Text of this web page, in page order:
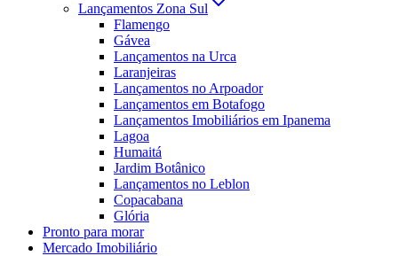
Lançamentos Zona Sul
Flamengo
Gávea
Lançamentos na Urca
Laranjeiras
Lançamentos no Arpoador
Lançamentos em Botafogo
Lançamentos Imobiliários em Ipanema
Lagoa
Humaitá
Jardim Botânico
Lançamentos no Leblon
Copacabana
Glória
Pronto para morar
Mercado Imobiliário